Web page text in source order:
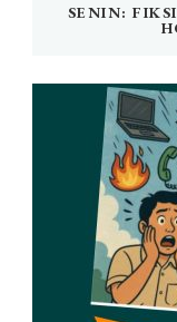
SENIN: